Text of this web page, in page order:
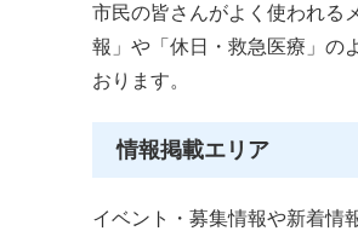
市民の皆さんがよく使われる
報」や「休日・救急医療」の
おります。
情報掲載エリア
イベント・募集情報や新着情